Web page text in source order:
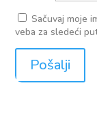
Sačuvaj moje
veba za sledeći